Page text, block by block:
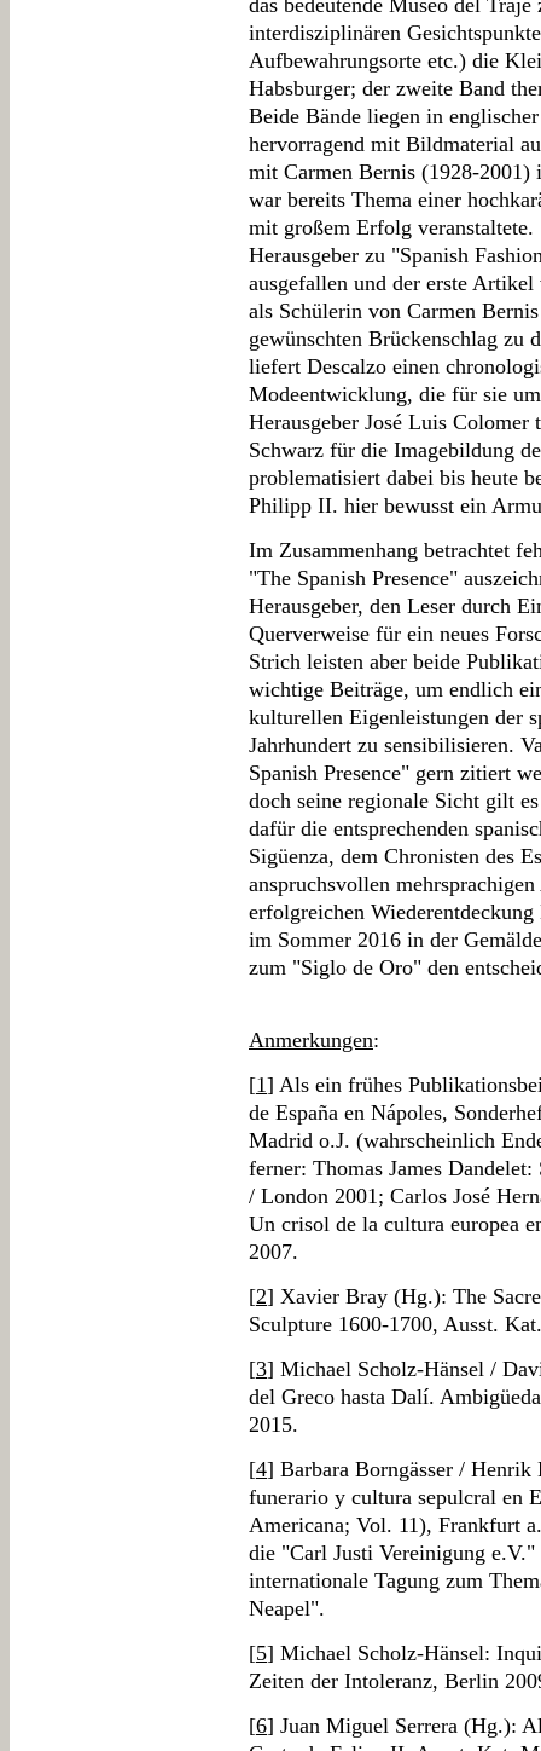
das bedeutende Museo del
interdisziplinären
Aufbewahrungsorte etc.) die
Habsburger; der zweite Band
Beide Bände liegen in
hervorragend mit Bildmaterial
mit Carmen Bernis (1928-2001)
war bereits Thema einer
mit großem Erfolg veranstaltete.
Herausgeber zu "Spanish
ausgefallen und der erste
als Schülerin von Carmen
gewünschten Brückenschlag zu
liefert Descalzo einen
Modeentwicklung, die für sie
Herausgeber José Luis
Schwarz für die Imagebildung
problematisiert dabei bis heute
Philipp II. hier bewusst ein
Im Zusammenhang betrachtet
"The Spanish Presence"
Herausgeber, den Leser durch
Querverweise für ein neues
Strich leisten aber beide
wichtige Beiträge, um endlich
kulturellen Eigenleistungen der
Jahrhundert zu sensibilisieren.
Spanish Presence" gern zitiert
doch seine regionale Sicht gilt
dafür die entsprechenden
Sigüenza, dem Chronisten des
anspruchsvollen
erfolgreichen
im Sommer 2016 in der
zum "Siglo de Oro" den
Anmerkungen:
[1] Als ein frühes
de España en Nápoles,
Madrid o.J. (wahrscheinlich
ferner: Thomas James
/ London 2001; Carlos José
Un crisol de la cultura europea
2007.
[2] Xavier Bray (Hg.): The
Sculpture 1600-1700, Ausst.
[3] Michael Scholz-Hänsel /
del Greco hasta Dalí.
2015.
[4] Barbara Borngässer /
funerario y cultura sepulcral en
Americana; Vol. 11), Frankfurt
die "Carl Justi Vereinigung
internationale Tagung zum
Neapel".
[5] Michael Scholz-Hänsel:
Zeiten der Intoleranz, Berlin
[6] Juan Miguel Serrera (Hg.):